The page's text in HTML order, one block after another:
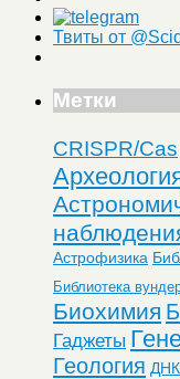
Твиты от
Метки
CRISPR/Cas
Астрофизика
Библиотека
Биохимия
Гаджеты
Геология ДНК